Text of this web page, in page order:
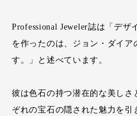
Professional Jeweler誌は「デザ
を作ったのは、ジョン・ダイア
す。」と述べています。
彼は色石の持つ潜在的な美し
ぞれの宝石の隠された魅力を